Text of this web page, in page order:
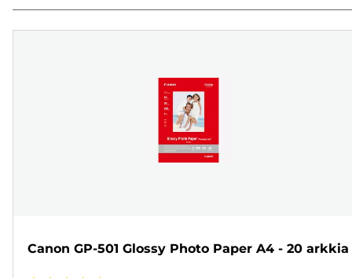
Canon GP-501 Glossy Photo Paper A4 - 20 arkkia